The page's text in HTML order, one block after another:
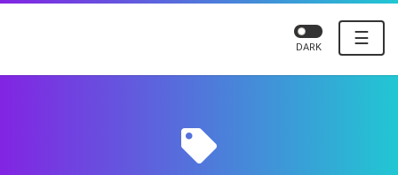
☰
DARK